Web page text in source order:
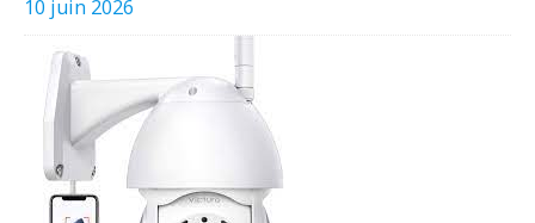
10 juin 2026